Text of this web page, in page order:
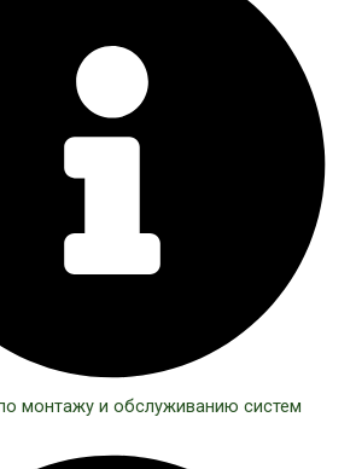
монтажу и обслуживанию систем